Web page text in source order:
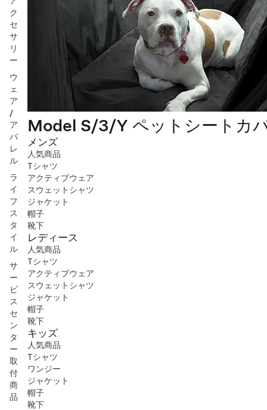
ク
セ
サ
リ
ー
ウ
ェ
ア
/
ア
パ
レ
ル
ラ
イ
フ
ス
タ
イ
ル
サ
ー
ビ
ス
セ
ン
タ
ー
取
付
商
品
Model S/3/Y ペットシートカ
メンズ
人気商品
Tシャツ
アクティブウェア
スウェットシャツ
ジャケット
帽子
靴下
レディース
人気商品
Tシャツ
アクティブウェア
スウェットシャツ
ジャケット
帽子
靴下
キッズ
人気商品
Tシャツ
ワンジー
ジャケット
帽子
靴下